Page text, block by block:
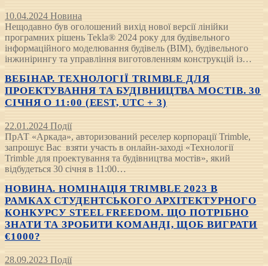
10.04.2024 Новина
Нещодавно був оголошений вихід нової версії лінійки
програмних рішень Tekla® 2024 року для будівельного
інформаційного моделювання будівель (BIM), будівельного
інжинірингу та управління виготовленням конструкцій із…
ВЕБІНАР. ТЕХНОЛОГІЇ TRIMBLE ДЛЯ
ПРОЕКТУВАННЯ ТА БУДІВНИЦТВА МОСТІВ. 30
СІЧНЯ О 11:00 (EEST, UTC + 3)
22.01.2024 Події
ПрАТ «Аркада», авторизований реселер корпорації Trimble,
запрошує Вас взяти участь в онлайн-заході «Технології
Trimble для проектування та будівництва мостів», який
відбудеться 30 січня в 11:00…
НОВИНА. НОМІНАЦІЯ TRIMBLE 2023 В
РАМКАХ СТУДЕНТСЬКОГО АРХІТЕКТУРНОГО
КОНКУРСУ STEEL FREEDOM. ЩО ПОТРІБНО
ЗНАТИ ТА ЗРОБИТИ КОМАНДІ, ЩОБ ВИГРАТИ
€1000?
28.09.2023 Події